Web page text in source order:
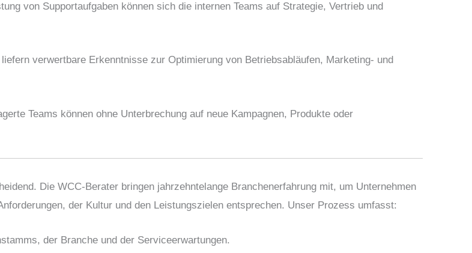
von Supportaufgaben können sich die internen Teams auf Strategie, Vertrieb und
verwertbare Erkenntnisse zur Optimierung von Betriebsabläufen, Marketing- und
Teams können ohne Unterbrechung auf neue Kampagnen, Produkte oder
Die WCC-Berater bringen jahrzehntelange Branchenerfahrung mit, um Unternehmen
der Kultur und den Leistungszielen entsprechen. Unser Prozess umfasst:
der Branche und der Serviceerwartungen.